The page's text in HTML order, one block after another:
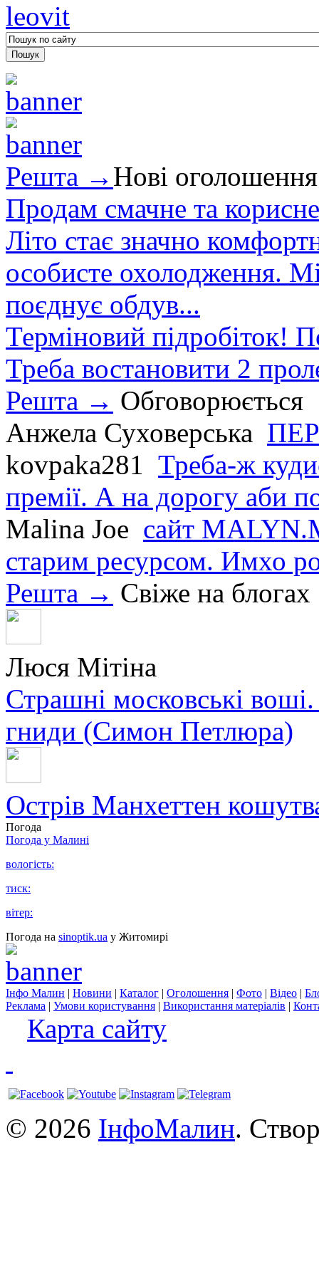
leovit
Решта → Нові оголошення
Продам смачне та
Літо стає значно
особисте охолодження.
поєднує обдув...
Терміновий підробіток!
Треба востановити 2
Решта → Обговорюється
Анжела Суховерська
kovpaka281 Треба-ж
премії. А на дорогу аби
Malina Joe сайт
старим ресурсом. Имхо
Решта → Свіже на блогах
Люся Мітіна
Страшні московські
гниди (Симон Петлюра)
Острів Манхеттен
Погода
Погода у Малині
вологість:
тиск:
вітер:
Погода на sinoptik.ua у Житомирі
Інфо Малин | Новини | Каталог | Оголошення | Фото | Відео |
Реклама | Умови користування | Використання матеріалів |
Карта сайту
© 2026 ІнфоМалин.